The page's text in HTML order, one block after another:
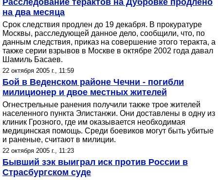
Расследование терактов на Дубровке продлено
на два месяца
Срок следствия продлен до 19 декабря. В прокуратуре
Москвы, расследующей данное дело, сообщили, что, по
данным следствия, приказ на совершение этого теракта, а
также серии взрывов в Москве в октябре 2002 года давал
Шамиль Басаев.
22 октября 2005 г., 11:59
Бой в Веденском районе Чечни - погибли
милиционер и двое местных жителей
Огнестрельные ранения получили также трое жителей
населенного пункта Элистанжи. Они доставлены в одну из
клиник Грозного, где им оказывается необходимая
медицинская помощь. Среди боевиков могут быть убитые
и раненые, считают в милиции.
22 октября 2005 г., 11:23
Бывший зэк выиграл иск против России в
Страсбургском суде